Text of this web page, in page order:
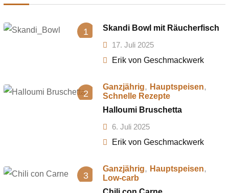
1
Skandi Bowl mit Räucherfisch
17. Juli 2025
Erik von Geschmackwerk
2
Ganzjährig, Hauptspeisen,
Schnelle Rezepte
Halloumi Bruschetta
6. Juli 2025
Erik von Geschmackwerk
3
Ganzjährig, Hauptspeisen,
Low-carb